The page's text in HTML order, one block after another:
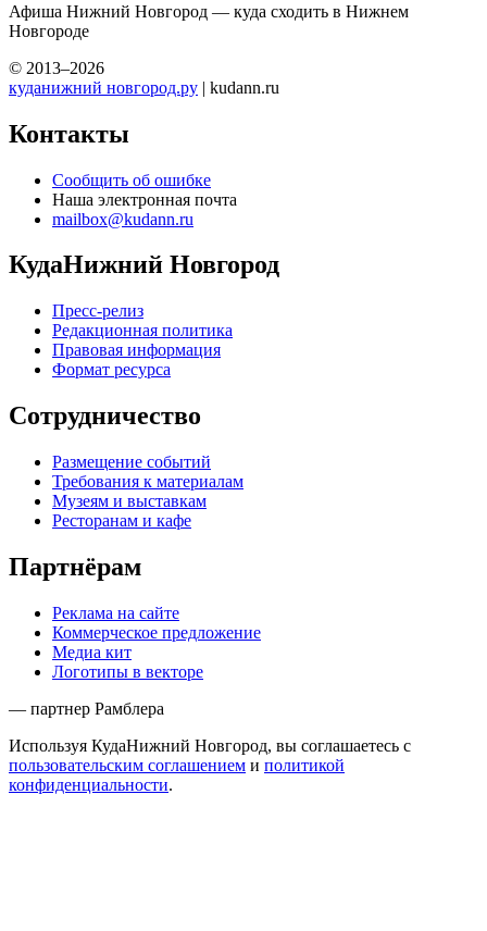
Афиша Нижний Новгород — куда сходить в Нижнем
Новгороде
© 2013–2026
куданижний новгород.ру | kudann.ru
Контакты
Сообщить об ошибке
Наша электронная почта
mailbox@kudann.ru
КудаНижний Новгород
Пресс-релиз
Редакционная политика
Правовая информация
Формат ресурса
Сотрудничество
Размещение событий
Требования к материалам
Музеям и выставкам
Ресторанам и кафе
Партнёрам
Реклама на сайте
Коммерческое предложение
Медиа кит
Логотипы в векторе
— партнер Рамблера
Используя КудаНижний Новгород, вы соглашаетесь с
пользовательским соглашением и политикой
конфиденциальности.